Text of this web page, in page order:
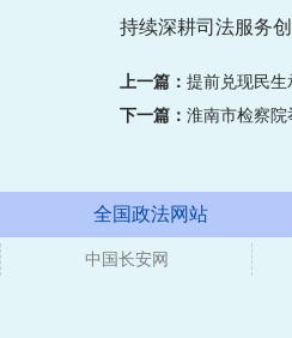
持续深耕司法服务
上一篇： 提前兑现民生
下一篇： 淮南市检察院
全国政法网站
媒体
中国长安网